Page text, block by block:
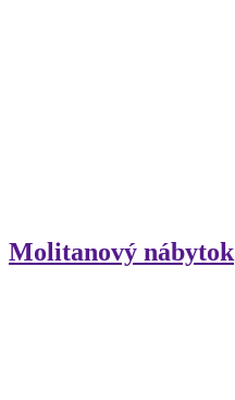
Molitanový nábytok